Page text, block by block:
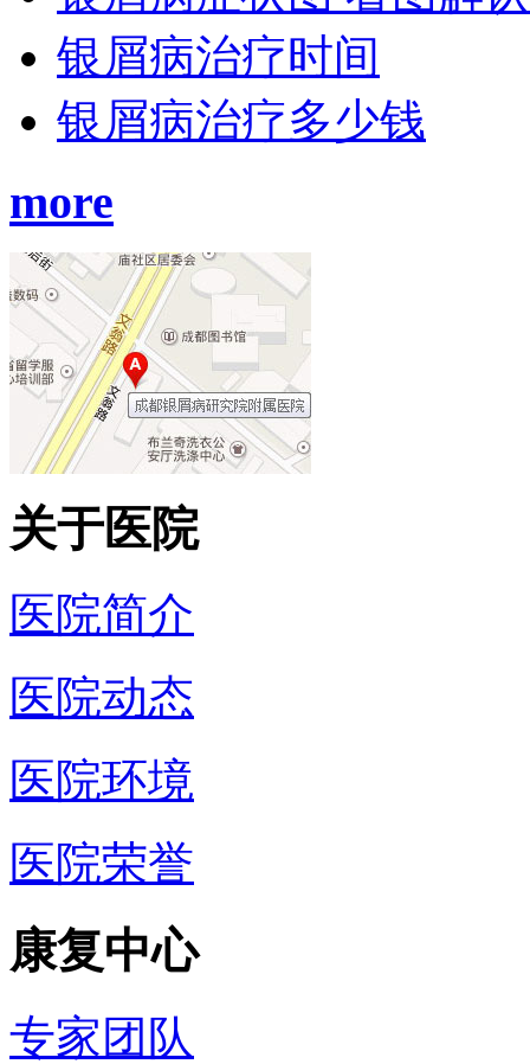
银屑病治疗时间
银屑病治疗多少钱
more
关于医院
医院简介
医院动态
医院环境
医院荣誉
康复中心
专家团队